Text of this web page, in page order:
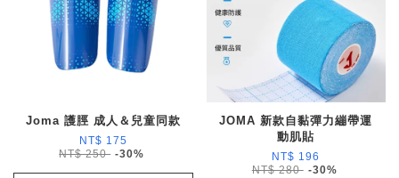
Joma 護脛 成人＆兒童同款
NT$ 175
NT$ 250 -30%
JOMA 新款自黏彈力繃帶運
動肌貼
NT$ 196
NT$ 280 -30%